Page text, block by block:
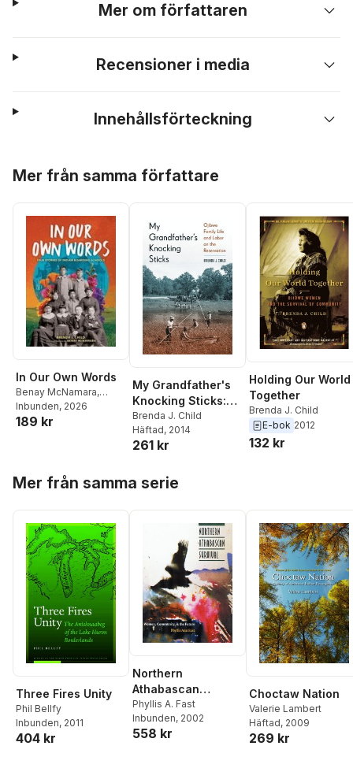
Mer om författaren
Recensioner i media
Innehållsförteckning
Mer från samma författare
In Our Own Words
Benay McNamara,
Brenda J. Child
Inbunden, 2026
189 kr
My Grandfather's
Knocking Sticks:
Ojibwe Family Life
and Labor on the
Reservation
Brenda J. Child
Häftad, 2014
261 kr
Holding Our World
Together
Brenda J. Child
E-bok 2012
132 kr
Mer från samma serie
Three Fires Unity
Phil Bellfy
Inbunden, 2011
404 kr
Northern
Athabascan
Survival
Phyllis A. Fast
Inbunden, 2002
558 kr
Choctaw Nation
Valerie Lambert
Häftad, 2009
269 kr